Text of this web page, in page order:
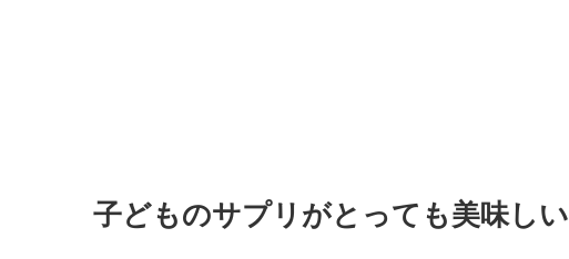
子どものサプリがとっても美味しい